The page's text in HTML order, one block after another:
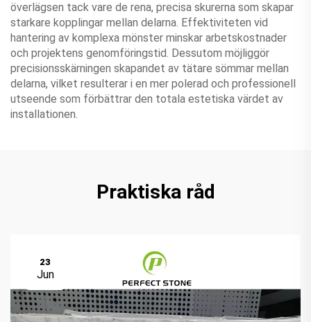
överlägsen tack vare de rena, precisa skurerna som skapar
starkare kopplingar mellan delarna. Effektiviteten vid
hantering av komplexa mönster minskar arbetskostnader
och projektens genomföringstid. Dessutom möjliggör
precisionsskärningen skapandet av tätare sömmar mellan
delarna, vilket resulterar i en mer polerad och professionell
utseende som förbättrar den totala estetiska värdet av
installationen.
Praktiska råd
23
Jun